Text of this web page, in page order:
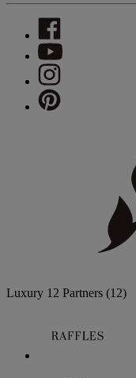
Luxury 12 Partners (12)